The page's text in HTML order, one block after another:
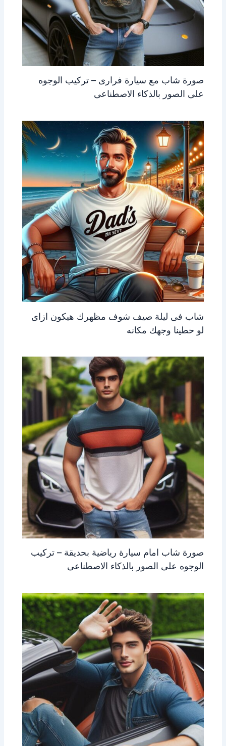
صورة شاب مع سيارة فرارى – تركيب الوجوه
على الصور بالذكاء الاصطناعى
شاب فى ليلة صيف شوف مظهرك هيكون ازاى
لو حطينا وجهك مكانه
صورة شاب امام سيارة رياضية بحديقة – تركيب
الوجوه على الصور بالذكاء الاصطناعى